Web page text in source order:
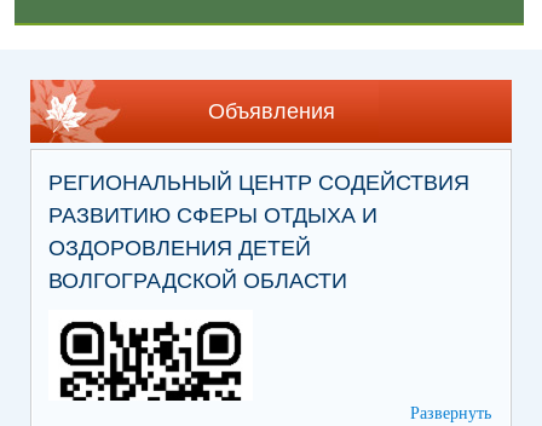
Объявления
РЕГИОНАЛЬНЫЙ ЦЕНТР СОДЕЙСТВИЯ
РАЗВИТИЮ СФЕРЫ ОТДЫХА И
ОЗДОРОВЛЕНИЯ ДЕТЕЙ
ВОЛГОГРАДСКОЙ ОБЛАСТИ
Развернуть